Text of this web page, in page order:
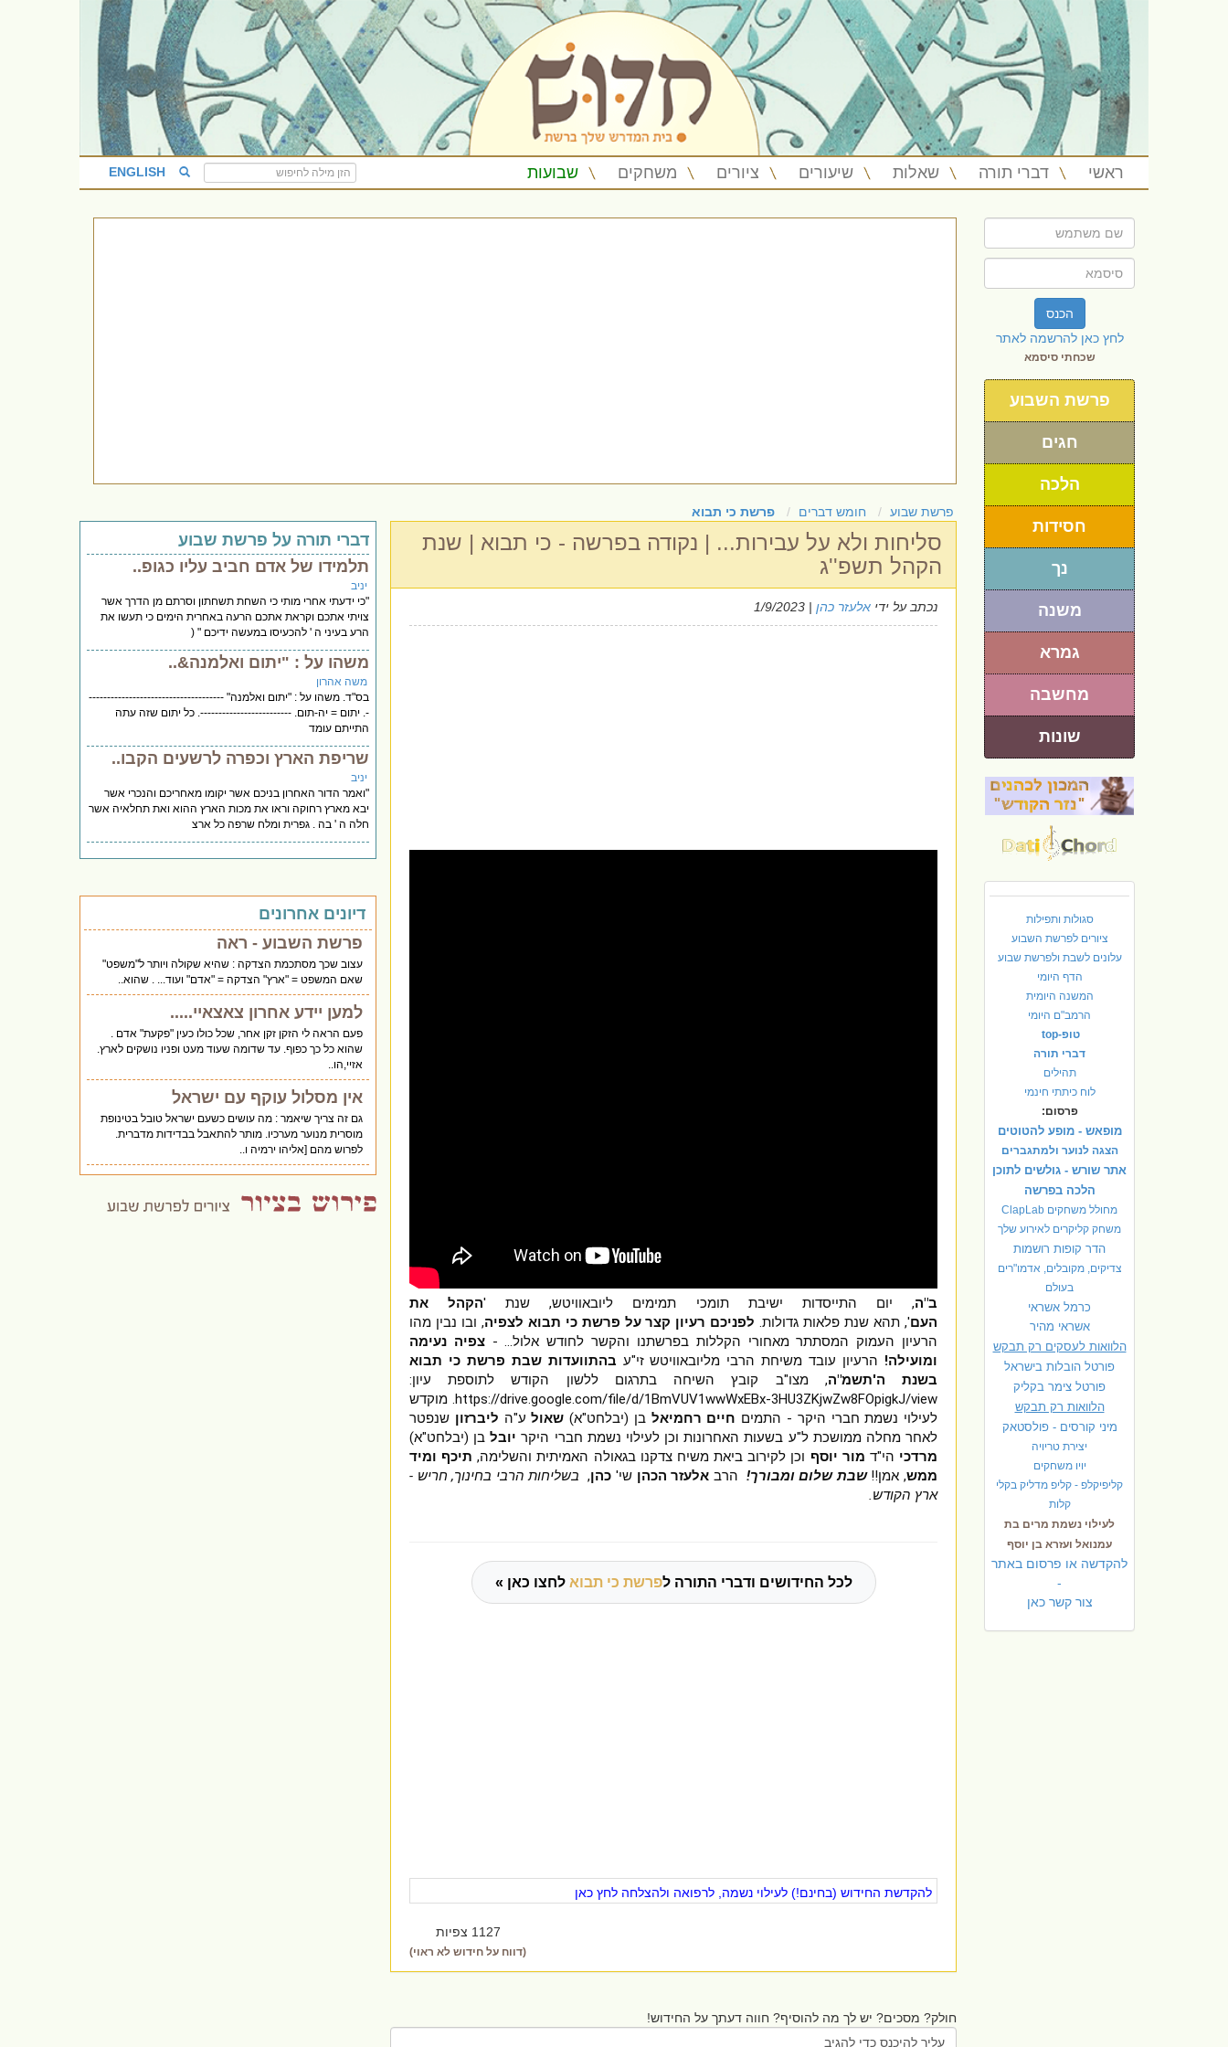
ראשי דברי תורה שאלות שיעורים ציורים משחקים שבועות ENGLISH
הכנס
לחץ כאן להרשמה לאתר
שכחתי סיסמא
פרשת השבוע
חגים
הלכה
חסידות
נך
משנה
גמרא
מחשבה
שונות
סגולות ותפילות
ציורים לפרשת השבוע
עלונים לשבת ולפרשת שבוע
הדף היומי
המשנה היומית
הרמב"ם היומי
טופ-top
דברי תורה
תהילים
לוח כיתתי חינמי
פרסום:
מופאש - מופע להטוטים
הצגה לנוער ולמתגברים
אתר שורש - גולשים לתוכן
הלכה בפרשה
מחולל משחקים ClapLab
משחק קליקרים לאירוע שלך
הדר קופות רושמות
צדיקים, מקובלים, אדמו"רים
בעולם
כרמל אשראי
אשראי מהיר
הלוואות לעסקים רק תבקש
פורטל הובלות בישראל
פורטל צימר בקליק
הלוואות רק תבקש
מיני קורסים - פולסטאק
יצירת טריויה
יויו משחקים
קליפיקלפ - קליפ מדליק בקלי
קלות
לעילוי נשמת מרים בת
עמנואל ועזרא בן יוסף
להקדשה או פרסום באתר
-
צור קשר כאן
פרשת שבוע חומש דברים פרשת כי תבוא
סליחות ולא על עבירות... | נקודה בפרשה - כי תבוא | שנת
הקהל תשפ''ג
נכתב על ידי אלעזר כהן | 1/9/2023
ב"ה, יום התייסדות ישיבת תומכי תמימים ליובאוויטש, שנת 'הקהל את
העם', תהא שנת פלאות גדולות. לפניכם רעיון קצר על פרשת כי תבוא לצפיה, ובו נבין מהו
הרעיון העמוק המסתתר מאחורי הקללות בפרשתנו והקשר לחודש אלול... -צפיה נעימה
ומועילה! הרעיון עובד משיחת הרבי מליובאוויטש זי"ע בהתוועדות שבת פרשת כי תבוא
בשנת ה'תשמ"ה, מצו"ב קובץ השיחה בתרגום ללשון הקודש לתוספת עיון:
https://drive.google.com/file/d/1BmVUV1wwWxEBx-3HU3ZKjwZw8FOpigkJ/view. מוקדש
לעילוי נשמת חברי היקר - התמים חיים רחמיאל בן (יבלחט"א) שאול ע"ה ליברזון שנפטר
לאחר מחלה ממושכת ל"ע בשעות האחרונות וכן לעילוי נשמת חברי היקר יובל בן (יבלחט"א)
מרדכי הי"ד מור יוסף וכן לקירוב ביאת משיח צדקנו בגאולה האמיתית והשלימה, תיכף ומיד
ממש, אמן!!שבת שלום ומבורך! הרב אלעזר הכהןשי' כהן, בשליחות הרבי בחינוך, חריש -
ארץ הקודש.
לכל החידושים ודברי התורה לפרשת כי תבוא לחצו כאן »
להקדשת החידוש (בחינם!) לעילוי נשמה, לרפואה ולהצלחה לחץ כאן
1127 צפיות
(דווח על חידוש לא ראוי)
חולק? מסכים? יש לך מה להוסיף? חווה דעתך על החידוש!
דברי תורה על פרשת שבוע
תלמידו של אדם חביב עליו כגופ..
יניב
"כי ידעתי אחרי מותי כי השחת תשחתון וסרתם מן הדרך אשר
צויתי אתכם וקראת אתכם הרעה באחרית הימים כי תעשו את
הרע בעיני ה ' להכעיסו במעשה ידיכם " (
משהו על : "יתום ואלמנה&..
משה אהרון
בס"ד. משהו על : "יתום ואלמנה" -------------------------------------
-. יתום = יה-תום. -------------------------. כל יתום שזה עתה
התייתם עומד
שריפת הארץ וכפרה לרשעים הקבו..
יניב
"ואמר הדור האחרון בניכם אשר יקומו מאחריכם והנכרי אשר
יבא מארץ רחוקה וראו את מכות הארץ ההוא ואת תחלאיה אשר
חלה ה ' בה . גפרית ומלח שרפה כל ארצ
דיונים אחרונים
פרשת השבוע - ראה
עצוב שכך מסתכמת הצדקה : שהיא שקולה ויותר ל"משפט"
שאם המשפט = "ארץ" הצדקה = "אדם" ועוד... . שהוא..
למען יידע אחרון צאצאיי.....
פעם הראה לי הזקן זקן אחר, שכל כולו כעין "פקעת" אדם .
שהוא כל כך כפוף. עד שדומה שעוד מעט ופניו נושקים לארץ.
אזיי,הו..
אין מסלול עוקף עם ישראל
גם זה צריך שיאמר : מה עושים כשעם ישראל טובל בטינופת
מוסרית מנוער מערכיו. מותר להתאבל בבדידות מדברית.
לפרוש מהם [אליהו ירמיה ו..